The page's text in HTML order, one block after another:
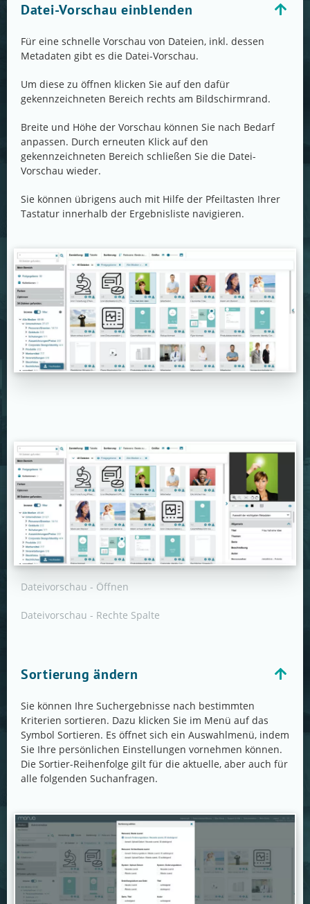
Datei-Vorschau einblenden
Für eine schnelle Vorschau von Dateien, inkl. dessen
Metadaten gibt es die Datei-Vorschau.
Um diese zu öffnen klicken Sie auf den dafür
gekennzeichneten Bereich rechts am Bildschirmrand.
Breite und Höhe der Vorschau können Sie nach Bedarf
anpassen. Durch erneuten Klick auf den
gekennzeichneten Bereich schließen Sie die Datei-
Vorschau wieder.
Sie können übrigens auch mit Hilfe der Pfeiltasten Ihrer
Tastatur innerhalb der Ergebnisliste navigieren.
Dateivorschau - Öffnen
Dateivorschau - Rechte Spalte
Sortierung ändern
Sie können Ihre Suchergebnisse nach bestimmten
Kriterien sortieren. Dazu klicken Sie im Menü auf das
Symbol Sortieren. Es öffnet sich ein Auswahlmenü, indem
Sie Ihre persönlichen Einstellungen vornehmen können.
Die Sortier-Reihenfolge gilt für die aktuelle, aber auch für
alle folgenden Suchanfragen.